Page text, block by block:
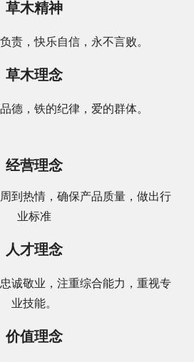
草木精神
责，快乐自信，永不言败。
草木理念
德，铁的纪律，爱的群体。
经营理念
到热情，确保产品质量，做出行
业标准
人才理念
诚敬业，注重综合能力，重视专
业技能。
价值理念